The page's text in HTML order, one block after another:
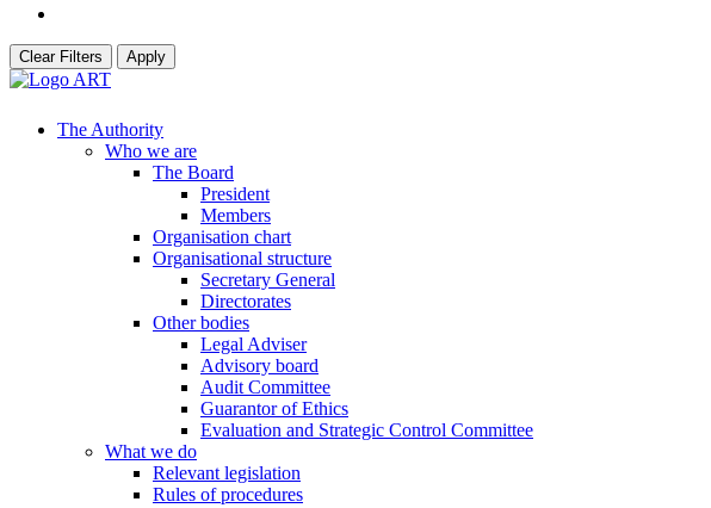
Clear Filters Apply
The Authority
Who we are
The Board
President
Members
Organisation chart
Organisational structure
Secretary General
Directorates
Other bodies
Legal Adviser
Advisory board
Audit Committee
Guarantor of Ethics
Evaluation and Strategic Control Committee
What we do
Relevant legislation
Rules of procedures